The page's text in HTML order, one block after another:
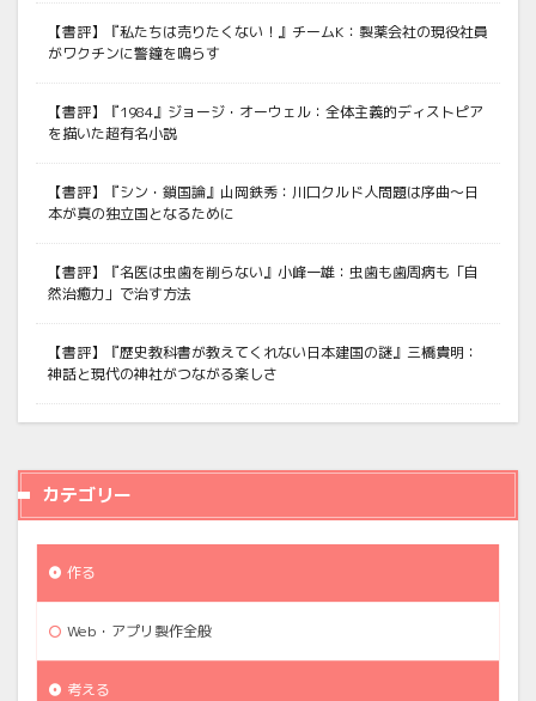
【書評】『私たちは売りたくない！』チームK：製薬会社の現役社員
がワクチンに警鐘を鳴らす
【書評】『1984』ジョージ・オーウェル：全体主義的ディストピア
を描いた超有名小説
【書評】『シン・鎖国論』山岡鉄秀：川口クルド人問題は序曲〜日
本が真の独立国となるために
【書評】『名医は虫歯を削らない』小峰一雄：虫歯も歯周病も「自
然治癒力」で治す方法
【書評】『歴史教科書が教えてくれない日本建国の謎』三橋貴明：
神話と現代の神社がつながる楽しさ
カテゴリー
作る
Web・アプリ製作全般
考える